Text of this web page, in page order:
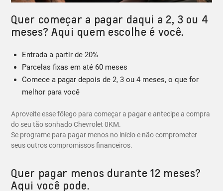
Quer começar a pagar daqui a 2, 3 ou 4
meses? Aqui quem escolhe é você.
Entrada a partir de 20%
Parcelas fixas em até 60 meses
Comece a pagar depois de 2, 3 ou 4 meses, o que for
melhor para você
Aproveite esse fôlego para começar a pagar e antecipe a compra
do seu tão sonhado Chevrolet 0KM.
Se programe para pagar menos no início e não comprometer
seus outros compromissos financeiros.
Quer pagar menos durante 12 meses?
Aqui você pode.